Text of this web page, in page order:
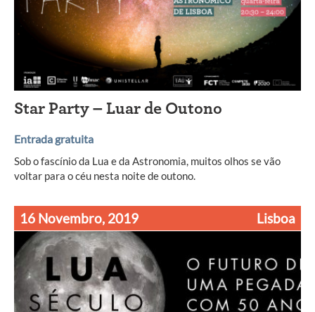
Star Party – Luar de Outono
Entrada gratuita
Sob o fascínio da Lua e da Astronomia, muitos olhos se vão
voltar para o céu nesta noite de outono.
16 Novembro, 2019 Lisboa